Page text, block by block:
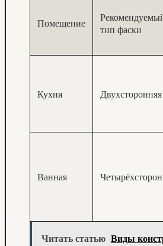
Помещение
тип фаски
Кухня Двухсторонняя
Ванная
Читать статью Виды